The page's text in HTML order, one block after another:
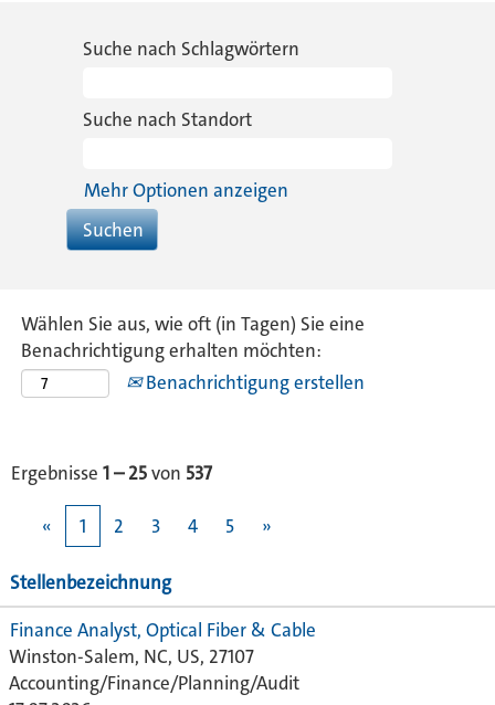
Suche nach Schlagwörtern
Suche nach Standort
Mehr Optionen anzeigen
Wählen Sie aus, wie oft (in Tagen) Sie eine
Benachrichtigung erhalten möchten:
Benachrichtigung erstellen
Ergebnisse 1 – 25von 537
« 1 2 3 4 5 »
Stellenbezeichnung
Finance Analyst, Optical Fiber & Cable
Winston-Salem, NC, US, 27107
Accounting/Finance/Planning/Audit